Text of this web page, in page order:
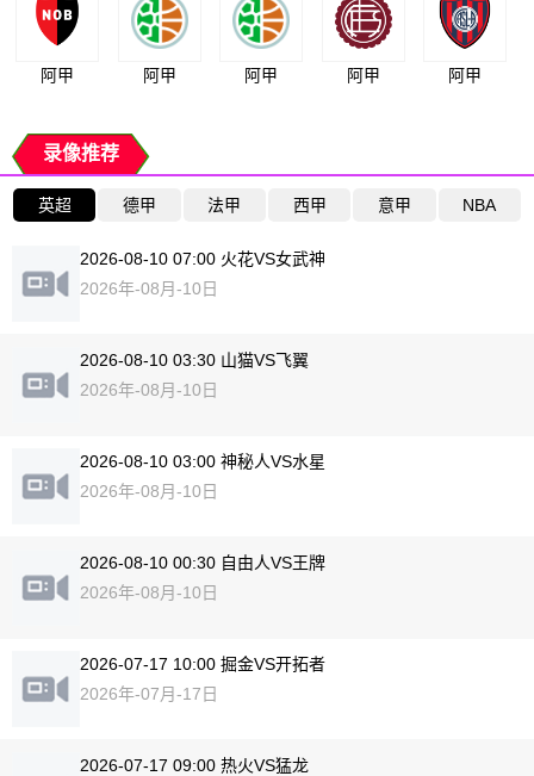
阿甲 阿甲 阿甲 阿甲 阿甲
录像推荐
英超 德甲 法甲 西甲 意甲 NBA
2026-08-10 07:00 火花VS女武神
2026年-08月-10日
2026-08-10 03:30 山猫VS飞翼
2026年-08月-10日
2026-08-10 03:00 神秘人VS水星
2026年-08月-10日
2026-08-10 00:30 自由人VS王牌
2026年-08月-10日
2026-07-17 10:00 掘金VS开拓者
2026年-07月-17日
2026-07-17 09:00 热火VS猛龙